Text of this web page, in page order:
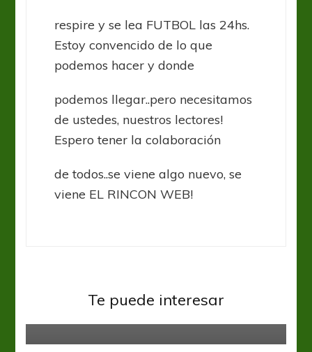
respire y se lea FUTBOL las 24hs.
Estoy convencido de lo que
podemos hacer y donde
podemos llegar..pero necesitamos
de ustedes, nuestros lectores!
Espero tener la colaboración
de todos..se viene algo nuevo, se
viene EL RINCON WEB!
Te puede interesar
Huracán procede en el trato con